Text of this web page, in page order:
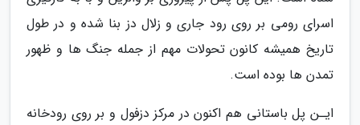
اسرای رومی بر روی رود جاری و زلال دز بنا شده و در طول
تاریخ همیشه کانون تحولات مهم از جمله جنگ ها و ظهور
تمدن ها بوده است.
ایـن پل باستانی هم اکنون در مرکز دزفول و بر روی رودخانه